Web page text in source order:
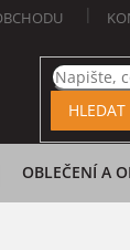
HLEDAT
OBLEČENÍ A